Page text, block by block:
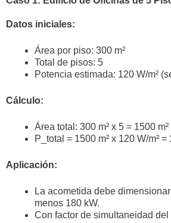
Datos iniciales:
Área por piso: 300 m²
Total de pisos: 5
Potencia estimada: 120 W/m²
Cálculo:
Área total: 300 m² x 5 = 1500 m²
P_total = 1500 m² x 120 W/m² =
Aplicación:
La acometida debe
menos 180 kW.
Con factor de simultaneidad del